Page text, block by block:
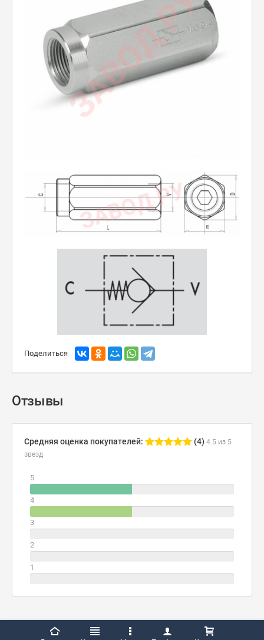
Поделиться
Отзывы
Средняя оценка покупателей: (4) 4.5 из 5
звезд
5
4
3
2
1